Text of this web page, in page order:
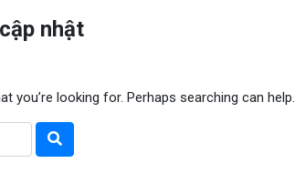
nhật
you’re looking for. Perhaps searching can help.